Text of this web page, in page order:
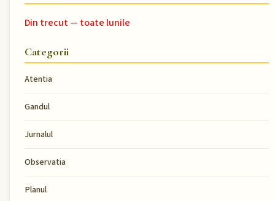
Din trecut — toate lunile
Categorii
Atentia
Gandul
Jurnalul
Observatia
Planul